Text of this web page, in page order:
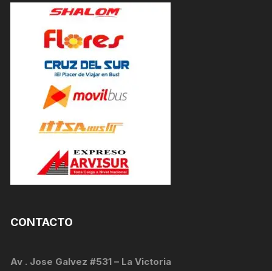
CONTACTO
Av . Jose Galvez #531 – La Victoria